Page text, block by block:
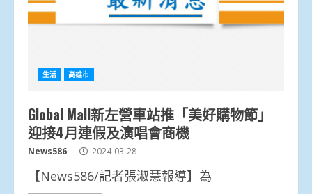
生活 高雄市
Global Mall新左營車站推「美好購物節」
迎接4月連假及演唱會商機
News586 2024-03-28
【News586/記者張淑慧報導】為